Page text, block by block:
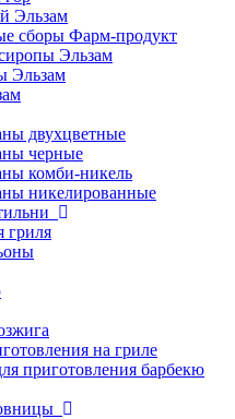
Эльзам
сборы Фарм-продукт
Эльзам
Эльзам
двухцветные
черные
комби-никель
никелированные
гриля
на гриле
приготовления барбекю